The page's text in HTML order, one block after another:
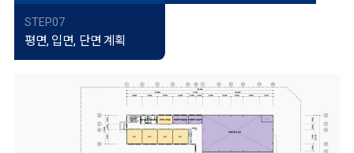
STEP.07
평면, 입면, 단면 계획